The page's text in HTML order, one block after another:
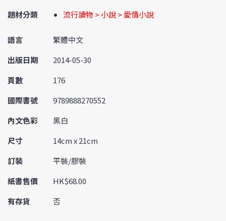
題材分類
流行讀物 > 小說 > 愛情小說
語言
繁體中文
出版日期
2014-05-30
頁數
176
國際書號
9789888270552
內文色彩
黑白
尺寸
14cm x 21cm
訂裝
平裝/膠裝
紙書售價
HK$68.00
有存貨
否